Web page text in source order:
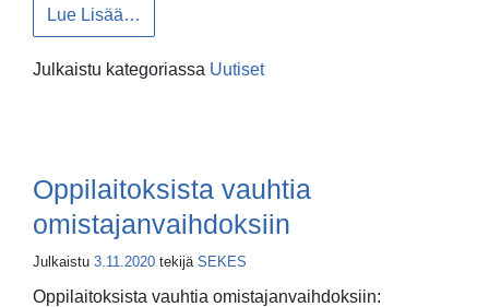
Lue Lisää…
Julkaistu kategoriassa Uutiset
Oppilaitoksista vauhtia
omistajanvaihdoksiin
Julkaistu 3.11.2020 tekijä SEKES
Oppilaitoksista vauhtia omistajanvaihdoksiin: